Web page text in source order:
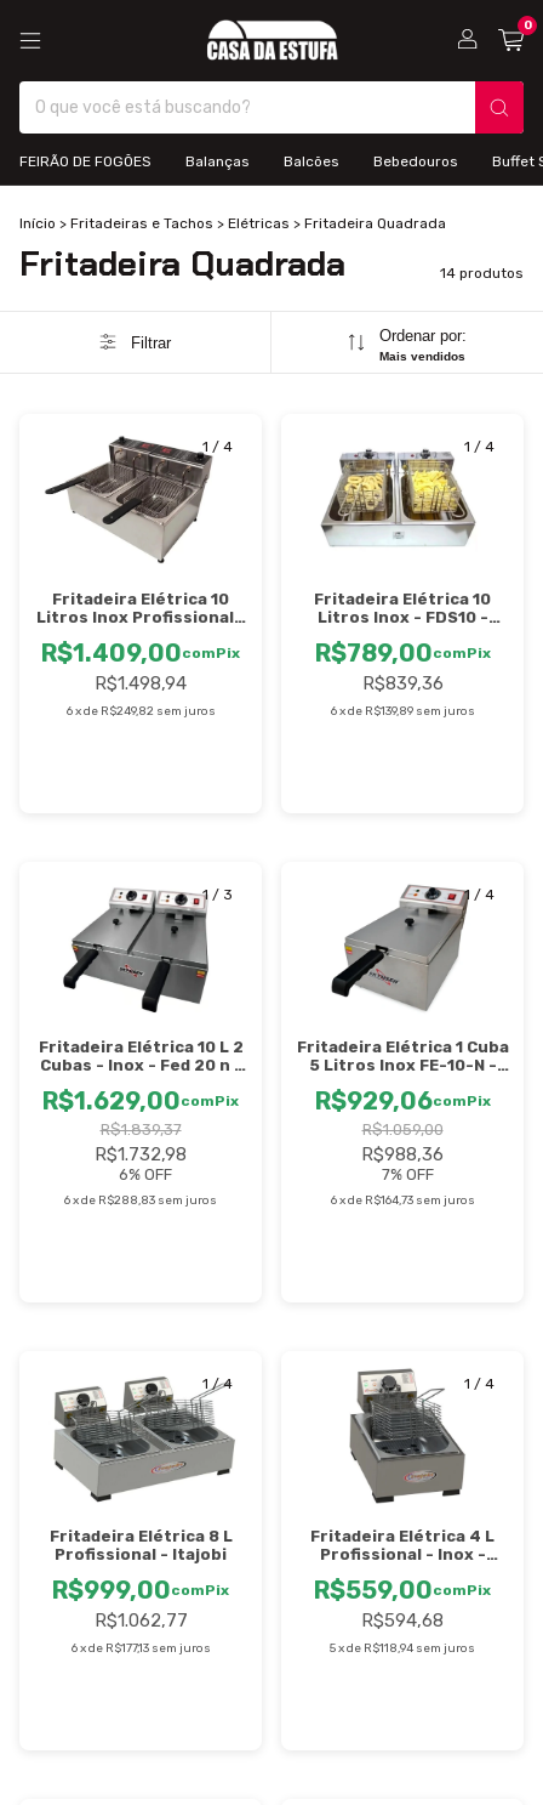
0
FEIRÃO DE FOGÕES Balanças Balcões Bebedouros Buffet
Início > Fritadeiras e Tachos > Elétricas > Fritadeira Quadrada
Fritadeira Quadrada 14 produtos
Filtrar Ordenar por:
Mais vendidos
1 / 4
Fritadeira Elétrica 10
Litros Inox Profissional -
R$1.498,94
6 xde R$249,82 sem juros
R$1.409,00comPix
1 / 4
Fritadeira Elétrica 10
Litros Inox - FDS10 -
R$839,36
6 xde R$139,89 sem juros
R$789,00comPix
1 / 3
Fritadeira Elétrica 10 L 2
Cubas - Inox - Fed 20 n -
R$1.732,98
R$1.839,37
6% OFF
6xde R$288,83 sem juros
R$1.629,00comPix
1 / 4
Fritadeira Elétrica 1 Cuba
5 Litros Inox FE-10-N -
R$988,36
R$1.059,00
7% OFF
6 xde R$164,73 sem juros
R$929,06comPix
1 /4
Fritadeira Elétrica 8 L
Profissional - Itajobi
R$1.062,77
6 xde R$177,13 sem juros
R$999,00comPix
1 / 4
Fritadeira Elétrica 4 L
Profissional - Inox -
R$594,68
5xde R$118,94 sem juros
R$559,00comPix